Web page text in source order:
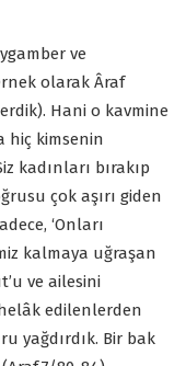
ve
olarak Âraf
Hani o kavmine
hiç kimsenin
kadınları bırakıp
çok aşırı giden
‘Onları
kalmaya uğraşan
ve ailesini
edilenlerden
yağdırdık. Bir bak